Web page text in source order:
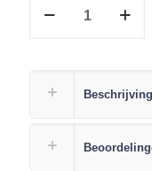
52G
Beschrijving